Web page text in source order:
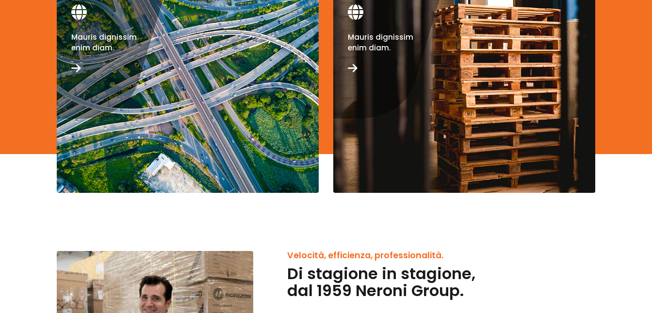
Mauris dignissim
enim diam.
Mauris dignissim
enim diam.
Velocità, efficienza, professionalità.
Di stagione in stagione,
dal 1959 Neroni Group.